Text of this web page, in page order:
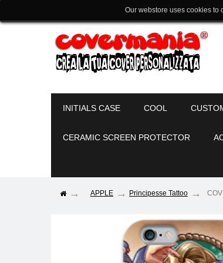
INITIALS CASE COOL
CERAMIC SCREEN PROTECTOR
Our webstore uses cookies to
APPLE Principesse Tattoo